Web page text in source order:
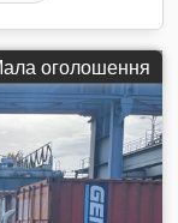
оголошення